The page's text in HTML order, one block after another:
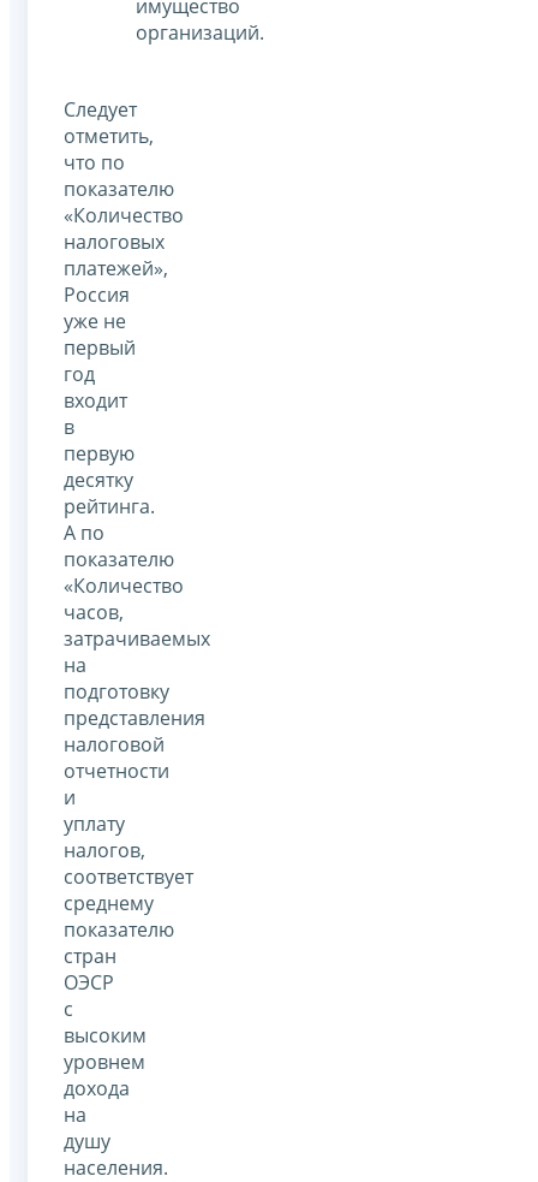
имущество
организаций.
Следует
отметить,
что по
показателю
«Количество
налоговых
платежей»,
Россия
уже не
первый
год
входит
в
первую
десятку
рейтинга.
А по
показателю
«Количество
часов,
затрачиваемых
на
подготовку
представления
налоговой
отчетности
и
уплату
налогов,
соответствует
среднему
показателю
стран
ОЭСР
с
высоким
уровнем
дохода
на
душу
населения.